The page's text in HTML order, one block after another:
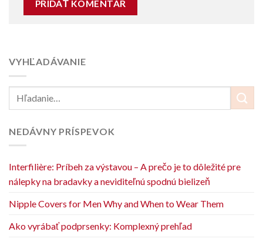
VYHĽADÁVANIE
NEDÁVNY PRÍSPEVOK
Interfilière: Príbeh za výstavou – A prečo je to dôležité pre
nálepky na bradavky a neviditeľnú spodnú bielizeň
Nipple Covers for Men Why and When to Wear Them
Ako vyrábať podprsenky: Komplexný prehľad